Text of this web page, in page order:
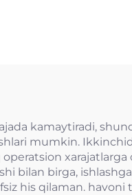
kamaytiradi,
mumkin.
xarajatlarga
bilan birga,
his qilaman. havoni